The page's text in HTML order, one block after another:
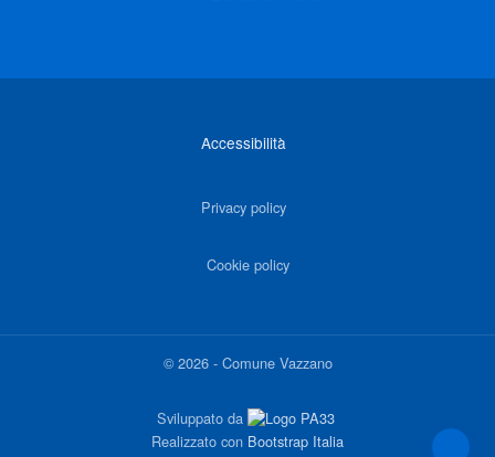
Accessibilità
Privacy policy
Cookie policy
©2026- Comune Vazzano
Sviluppato da
Realizzato con Bootstrap Italia